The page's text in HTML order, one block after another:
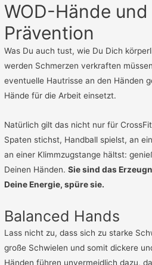
WOD-Hände
Prävention
Was Du auch tust, wie Du Dich
werden Schmerzen verkraften
eventuelle Hautrisse an den Händen
Hände für die Arbeit einsetzt.
Natürlich gilt das nicht nur für
Spaten stichst, Handball spielst, an
an einer Klimmzugstange hältst:
Deinen Händen.Sie sind das
Deine Energie, spüre sie.
Balanced Hands
Lass nicht zu, dass sich zu starke
große Schwielen und somit dickere
Händen führen unvermeidlich dazu,